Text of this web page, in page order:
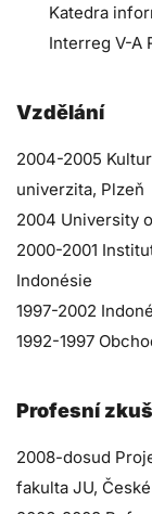
Katedra
Interreg V-A
Vzdělání
2004-2005
univerzita, Plzeň
2004 University
2000-2001
Indonésie
1997-2002
1992-1997
Profesní
2008-dosud
fakulta JU,